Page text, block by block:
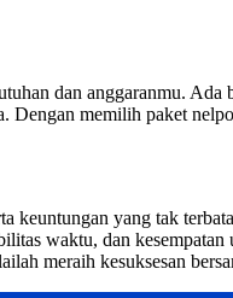
dan anggaranmu.
memilih paket
yang tak
waktu, dan
meraih kesuksesan